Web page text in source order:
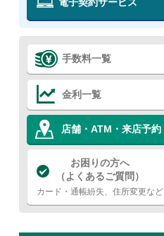
手数料一覧
金利一覧
店舗・ATM・来店予約
お困りの方へ
（よくあるご質問）
カード・通帳紛失、住所変更など